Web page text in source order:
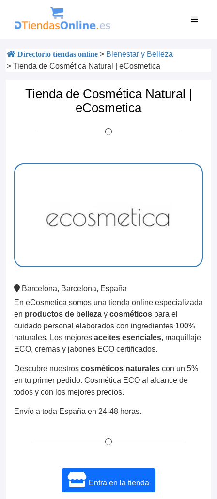
Directorio tiendas online > Bienestar y Belleza
> Tienda de Cosmética Natural | eCosmetica
Tienda de Cosmética Natural |
eCosmetica
Barcelona, Barcelona, España
En eCosmetica somos una tienda online especializada
en productos de belleza y cosméticos para el
cuidado personal elaborados con ingredientes 100%
naturales. Los mejores aceites esenciales, maquillaje
ECO, cremas y jabones ECO certificados.
Descubre nuestros cosméticos naturales con un 5%
en tu primer pedido. Cosmética ECO al alcance de
todos y con los mejores precios.
Envío a toda España en 24-48 horas.
Entra en la tienda